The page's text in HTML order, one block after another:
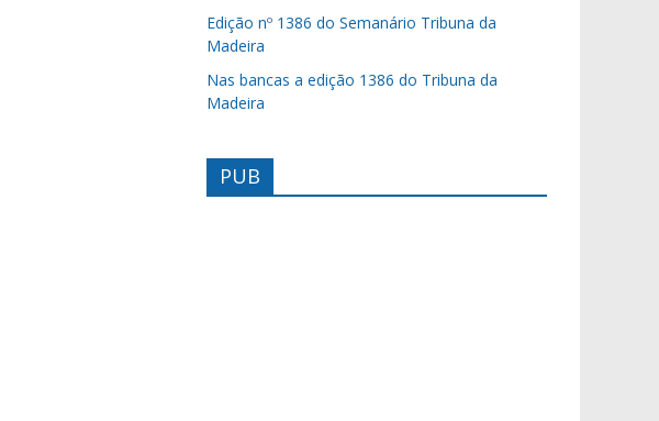
Edição nº 1386 do Semanário Tribuna da
Madeira
Nas bancas a edição 1386 do Tribuna da
Madeira
PUB